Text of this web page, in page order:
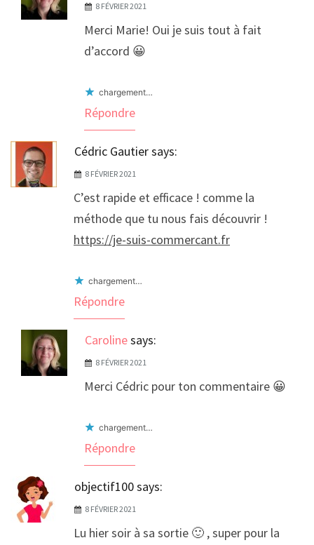
8 FÉVRIER 2021
Merci Marie! Oui je suis tout à fait
d’accord 😀
chargement…
Répondre
Cédric Gautiersays:
8 FÉVRIER 2021
C’est rapide et efficace ! comme la
méthode que tu nous fais découvrir !
https://je-suis-commercant.fr
chargement…
Répondre
Carolinesays:
8 FÉVRIER 2021
Merci Cédric pour ton commentaire 😀
chargement…
Répondre
objectif100says:
8 FÉVRIER 2021
Lu hier soir à sa sortie 🙂 , super pour la